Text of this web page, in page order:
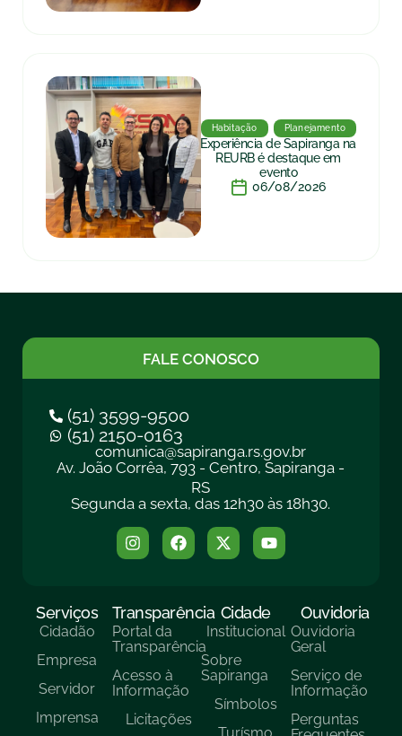
Habitação Planejamento
Experiência de Sapiranga na
REURB é destaque em
evento
06/08/2026
FALE CONOSCO
(51) 3599-9500
(51) 2150-0163
comunica@sapiranga.rs.gov.br
Av. João Corrêa, 793 - Centro, Sapiranga -
RS
Segunda a sexta, das 12h30 às 18h30.
Serviços
Cidadão
Empresa
Servidor
Imprensa
Transparência
Portal da
Transparência
Acesso à
Informação
Licitações
Cidade
Institucional
Sobre
Sapiranga
Símbolos
Ouvidoria
Ouvidoria
Geral
Serviço de
Informação
Perguntas